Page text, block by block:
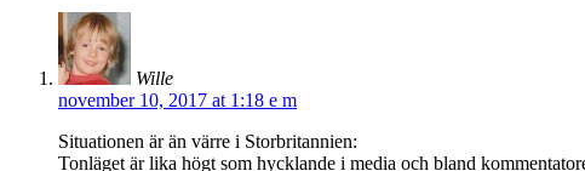
Wille
november 10, 2017 at 1:18 e m
Situationen är än värre i Storbritannien:
Tonläget är lika högt som hycklande i media och bland